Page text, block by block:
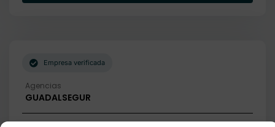
Agencias
GUADALSEGUR
Empresa verificada